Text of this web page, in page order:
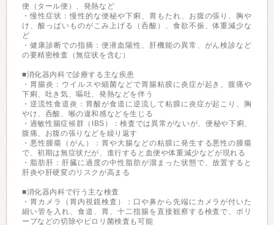
便（タール便）、発熱など
・慢性症状：慢性的な便秘や下痢、胃もたれ、お腹の張り、胸や
け、酸っぱいものがこみ上げる（呑酸）、食欲不振、体重減少な
ど
・健康診断での指摘：便潜血陽性、肝機能の異常、がん検診など
の要精密検査（無症状を含む）
■消化器内科で診療する主な疾患
・胃腸炎：ウイルスや細菌などで胃腸粘膜に炎症が起き、腹痛や
下痢、吐き気、嘔吐、発熱などを伴う
・逆流性食道炎：胃酸が食道に逆流して粘膜に炎症が起こり、胸
やけ、呑酸、喉の違和感などを生じる
・過敏性腸症候群（IBS）：検査では異常がないが、便秘や下痢、
腹痛、お腹の張りなどを繰り返す
・悪性腫瘍（がん）：胃や大腸などの粘膜に発生する悪性の腫瘍
で、初期は無症状だが、進行すると血便や体重減少などが現れる
・脂肪肝：肝臓に過度の中性脂肪が溜まった状態で、放置すると
肝炎や肝硬変のリスクが高まる
■消化器内科で行う主な検査
・胃カメラ（胃内視鏡検査）：口や鼻から先端にカメラが付いた
細い管を入れ、食道、胃、十二指腸を直接観察する検査で、ポリ
ープなどの切除やピロリ菌検査も可能